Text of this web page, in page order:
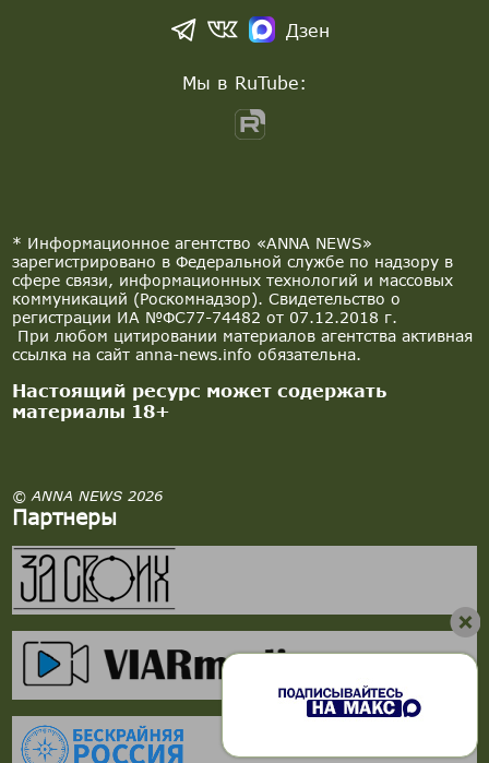
* Информационное агентство «ANNA NEWS»
зарегистрировано в Федеральной службе по надзору в
сфере связи, информационных технологий и массовых
коммуникаций (Роскомнадзор). Свидетельство о
регистрации ИА №ФС77-74482 от 07.12.2018 г.
При любом цитировании материалов агентства активная
ссылка на сайт anna-news.info обязательна.
Настоящий ресурс может содержать
материалы 18+
© ANNA NEWS 2026
Партнеры
Дзен
Мы в RuTube: